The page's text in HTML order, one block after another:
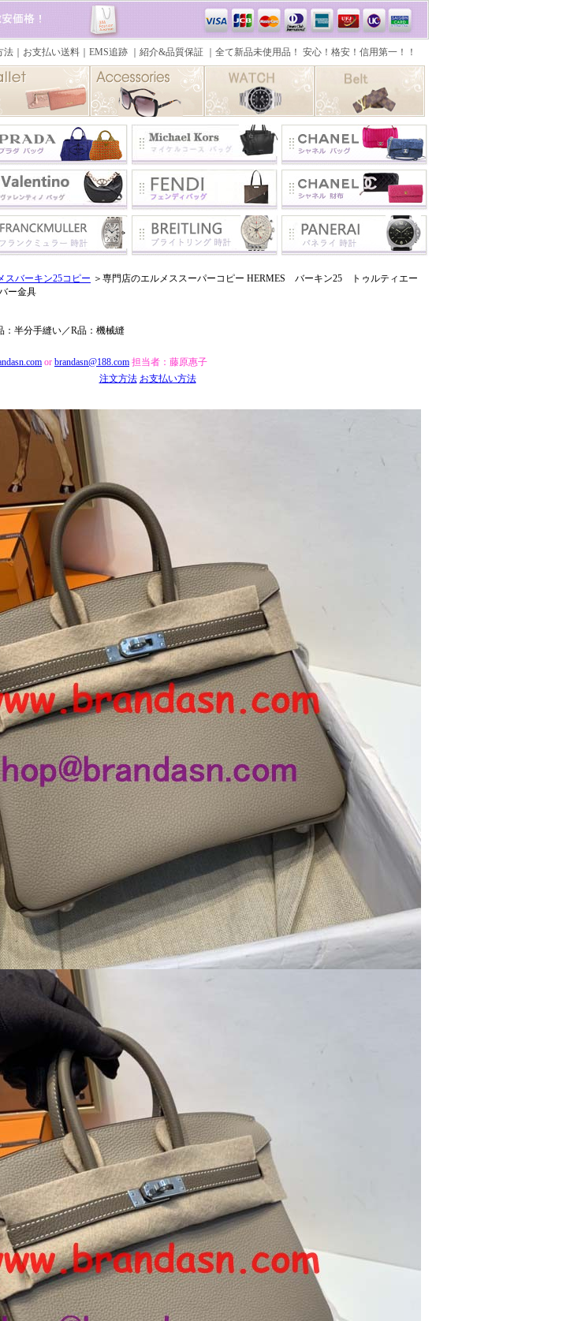
スバーキン25コピー ＞専門店のエルメススーパーコピー HERMES バーキン25 トゥルティエー
ー金具
：半分手縫い／R品：機械縫
or brandasn@188.com 担当者：藤原惠子
注文方法 お支払い方法